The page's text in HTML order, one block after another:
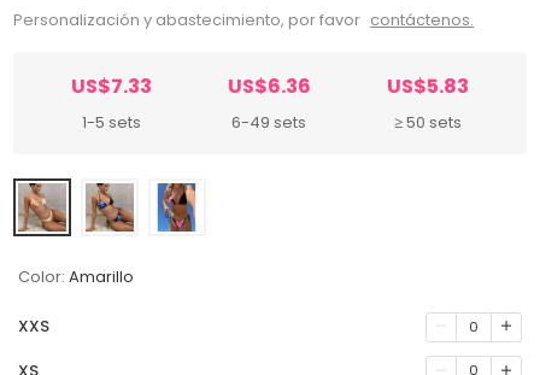
Personalización y abastecimiento, por favor contáctenos.
US$7.33
1-5 sets
US$6.36
6-49 sets
US$5.83
≥ 50 sets
Color: Amarillo
XXS 0
XS 0